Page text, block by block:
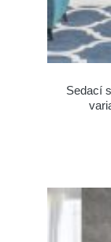
Sedací